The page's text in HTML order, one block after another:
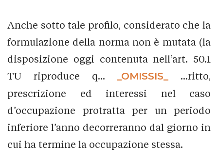
Anche sotto tale profilo, considerato che la
formulazione della norma non è mutata (la
disposizione oggi contenuta nell’art. 50.1
TU riproduce q...
_OMISSIS_
...ritto,
prescrizione ed interessi nel caso
d’occupazione protratta per un periodo
inferiore l’anno decorreranno dal giorno in
cui ha termine la occupazione stessa.